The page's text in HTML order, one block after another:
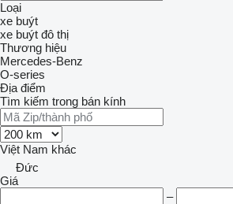
Loại
xe buýt
xe buýt đô thị
Thương hiệu
Mercedes-Benz
O-series
Địa điểm
Tìm kiếm trong bán kính
Việt Nam khác
Đức
Giá
–